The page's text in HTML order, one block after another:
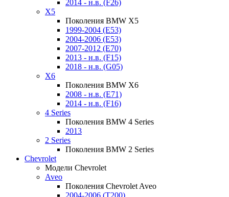
2014 - н.в. (F26)
X5
Поколения BMW X5
1999-2004 (E53)
2004-2006 (E53)
2007-2012 (E70)
2013 - н.в. (F15)
2018 - н.в. (G05)
X6
Поколения BMW X6
2008 - н.в. (E71)
2014 - н.в. (F16)
4 Series
Поколения BMW 4 Series
2013
2 Series
Поколения BMW 2 Series
Chevrolet
Модели Chevrolet
Aveo
Поколения Chevrolet Aveo
2004-2006 (T200)